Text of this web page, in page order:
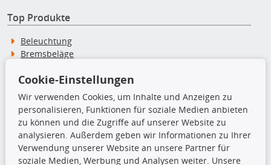
Top Produkte
Beleuchtung
Bremsbeläge
Kupplungssatz
Querlenker
Radlager
Stoßdämpfer
TecDoc Inside
Cookie-Einstellungen
Wir verwenden Cookies, um Inhalte und Anzeigen zu
personalisieren, Funktionen für soziale Medien anbieten
zu können und die Zugriffe auf unserer Website zu
analysieren. Außerdem geben wir Informationen zu Ihrer
Verwendung unserer Website an unsere Partner für
soziale Medien, Werbung und Analysen weiter. Unsere